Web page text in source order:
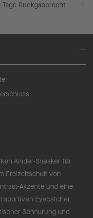
Rückgaberecht
Kinder-Sneaker für
Freizeitschuh von
Akzente und eine
sportiven Eyecatcher.
Schnürung und